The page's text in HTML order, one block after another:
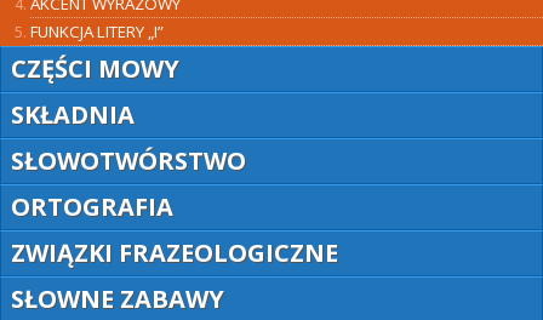
FUNKCJA LITERY „I”
CZĘŚCI MOWY
SKŁADNIA
SŁOWOTWÓRSTWO
ORTOGRAFIA
ZWIĄZKI FRAZEOLOGICZNE
SŁOWNE ZABAWY